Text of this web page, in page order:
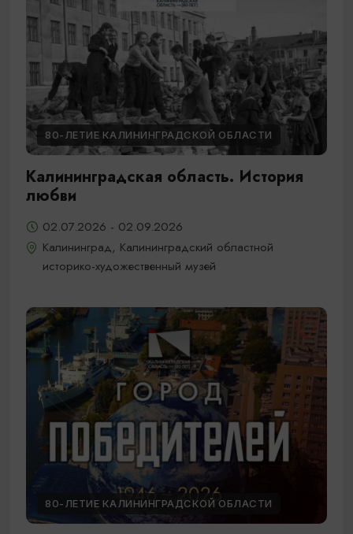
80-ЛЕТИЕ КАЛИНИНГРАДСКОЙ ОБЛАСТИ
Калининградская область. История
любви
02.07.2026 - 02.09.2026
Калининград, Калининградский областной
историко-художественный музей
80-ЛЕТИЕ КАЛИНИНГРАДСКОЙ ОБЛАСТИ